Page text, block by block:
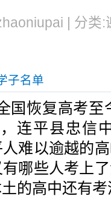
| 分类
子名单
恢复高考至
连平县忠信
难以逾越的
哪些人考上
的高中还有